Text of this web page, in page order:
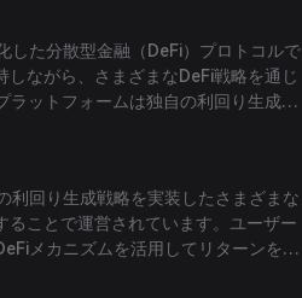
した分散型金融（DeFi）プロトコルで
ながら、さまざまなDeFi戦略を通じ
ラットフォームは独自の利回り生成戦
がセキュリティや流動性を犠牲にす
ようにします。
利回り生成戦略を実装したさまざまな
ことで運営されています。ユーザー
メカニズムを活用してリターンを生
確保します。